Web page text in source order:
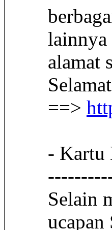
lainnya
alamat
==>
- Kartu
Selain
ucapan